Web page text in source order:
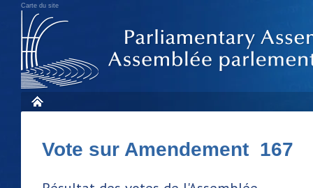
Carte du site
Vote sur Amendement 167